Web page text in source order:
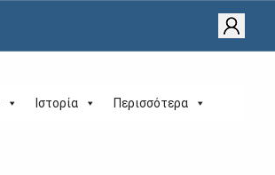
Ιστορία Περισσότερα